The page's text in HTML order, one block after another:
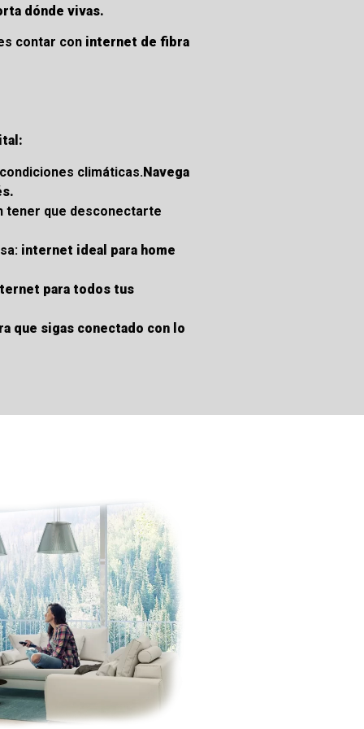
dónde vivas.
contar con internet de fibra
climáticas.Navega
tener que desconectarte
internet ideal para home
para todos tus
que sigas conectado con lo